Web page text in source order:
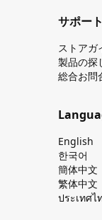
サポー
ストアガ
製品の探
総合お問
English
한국어
簡体中文
繁体中文
ประเทศไ